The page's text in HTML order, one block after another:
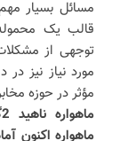
مسائل بسیار
توجهی از
مورد نیاز نیز
مؤثر در حوزه
ماهواره اکنون